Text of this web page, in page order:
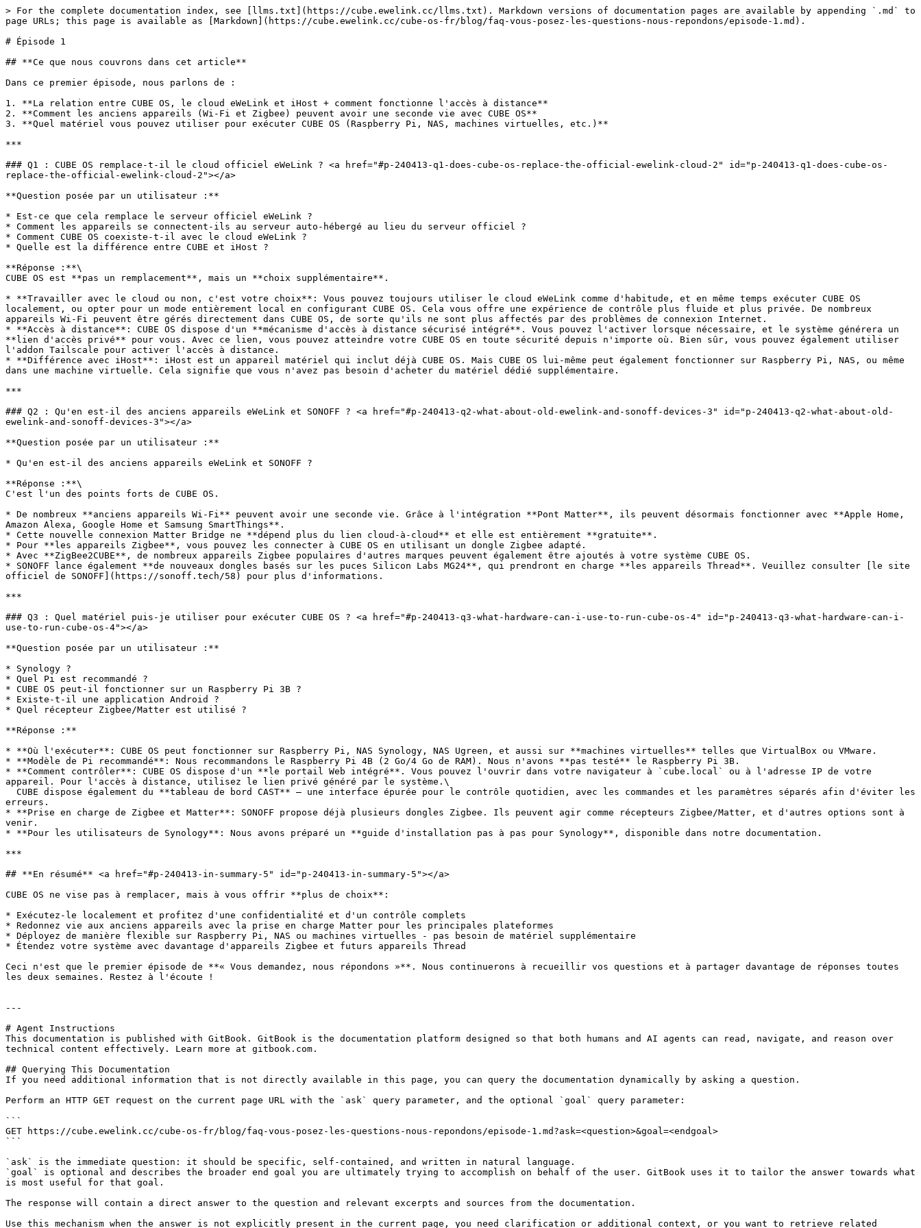
> For the complete documentation index, see [llms.txt](https://cube.ewelink.cc/llms.txt). Markdown versions of documentation pages are available by appending `.md` to
page URLs; this page is available as [Markdown](https://cube.ewelink.cc/cube-os-fr/blog/faq-vous-posez-les-questions-nous-repondons/episode-1.md).
# Épisode 1
## **Ce que nous couvrons dans cet article**
Dans ce premier épisode, nous parlons de :
1. **La relation entre CUBE OS, le cloud eWeLink et iHost + comment fonctionne l'accès à distance**
2. **Comment les anciens appareils (Wi‑Fi et Zigbee) peuvent avoir une seconde vie avec CUBE OS**
3. **Quel matériel vous pouvez utiliser pour exécuter CUBE OS (Raspberry Pi, NAS, machines virtuelles, etc.)**
***
### Q1 : CUBE OS remplace-t-il le cloud officiel eWeLink ? <a href="#p-240413-q1-does-cube-os-replace-the-official-ewelink-cloud-2" id="p-240413-q1-does-cube-os-
replace-the-official-ewelink-cloud-2"></a>
**Question posée par un utilisateur :**
* Est-ce que cela remplace le serveur officiel eWeLink ?
* Comment les appareils se connectent-ils au serveur auto‑hébergé au lieu du serveur officiel ?
* Comment CUBE OS coexiste-t-il avec le cloud eWeLink ?
* Quelle est la différence entre CUBE et iHost ?
**Réponse :**\
CUBE OS est **pas un remplacement**, mais un **choix supplémentaire**.
* **Travailler avec le cloud ou non, c'est votre choix**: Vous pouvez toujours utiliser le cloud eWeLink comme d'habitude, et en même temps exécuter CUBE OS
localement, ou opter pour un mode entièrement local en configurant CUBE OS. Cela vous offre une expérience de contrôle plus fluide et plus privée. De nombreux
appareils Wi‑Fi peuvent être gérés directement dans CUBE OS, de sorte qu'ils ne sont plus affectés par des problèmes de connexion Internet.
* **Accès à distance**: CUBE OS dispose d'un **mécanisme d'accès à distance sécurisé intégré**. Vous pouvez l'activer lorsque nécessaire, et le système générera un
**lien d'accès privé** pour vous. Avec ce lien, vous pouvez atteindre votre CUBE OS en toute sécurité depuis n'importe où. Bien sûr, vous pouvez également utiliser
l'addon Tailscale pour activer l'accès à distance.
* **Différence avec iHost**: iHost est un appareil matériel qui inclut déjà CUBE OS. Mais CUBE OS lui‑même peut également fonctionner sur Raspberry Pi, NAS, ou même
dans une machine virtuelle. Cela signifie que vous n'avez pas besoin d'acheter du matériel dédié supplémentaire.
***
### Q2 : Qu'en est‑il des anciens appareils eWeLink et SONOFF ? <a href="#p-240413-q2-what-about-old-ewelink-and-sonoff-devices-3" id="p-240413-q2-what-about-old-
ewelink-and-sonoff-devices-3"></a>
**Question posée par un utilisateur :**
* Qu'en est‑il des anciens appareils eWeLink et SONOFF ?
**Réponse :**\
C'est l'un des points forts de CUBE OS.
* De nombreux **anciens appareils Wi‑Fi** peuvent avoir une seconde vie. Grâce à l'intégration **Pont Matter**, ils peuvent désormais fonctionner avec **Apple Home,
Amazon Alexa, Google Home et Samsung SmartThings**.
* Cette nouvelle connexion Matter Bridge ne **dépend plus du lien cloud‑à‑cloud** et elle est entièrement **gratuite**.
* Pour **les appareils Zigbee**, vous pouvez les connecter à CUBE OS en utilisant un dongle Zigbee adapté.
* Avec **ZigBee2CUBE**, de nombreux appareils Zigbee populaires d'autres marques peuvent également être ajoutés à votre système CUBE OS.
* SONOFF lance également **de nouveaux dongles basés sur les puces Silicon Labs MG24**, qui prendront en charge **les appareils Thread**. Veuillez consulter [le site
officiel de SONOFF](https://sonoff.tech/58) pour plus d'informations.
***
### Q3 : Quel matériel puis‑je utiliser pour exécuter CUBE OS ? <a href="#p-240413-q3-what-hardware-can-i-use-to-run-cube-os-4" id="p-240413-q3-what-hardware-can-i-
use-to-run-cube-os-4"></a>
**Question posée par un utilisateur :**
* Synology ?
* Quel Pi est recommandé ?
* CUBE OS peut‑il fonctionner sur un Raspberry Pi 3B ?
* Existe‑t‑il une application Android ?
* Quel récepteur Zigbee/Matter est utilisé ?
**Réponse :**
* **Où l'exécuter**: CUBE OS peut fonctionner sur Raspberry Pi, NAS Synology, NAS Ugreen, et aussi sur **machines virtuelles** telles que VirtualBox ou VMware.
* **Modèle de Pi recommandé**: Nous recommandons le Raspberry Pi 4B (2 Go/4 Go de RAM). Nous n'avons **pas testé** le Raspberry Pi 3B.
* **Comment contrôler**: CUBE OS dispose d'un **le portail Web intégré**. Vous pouvez l'ouvrir dans votre navigateur à `cube.local` ou à l'adresse IP de votre
appareil. Pour l'accès à distance, utilisez le lien privé généré par le système.\
erreurs.
* **Prise en charge de Zigbee et Matter**: SONOFF propose déjà plusieurs dongles Zigbee. Ils peuvent agir comme récepteurs Zigbee/Matter, et d'autres options sont à
venir.
* **Pour les utilisateurs de Synology**: Nous avons préparé un **guide d'installation pas à pas pour Synology**, disponible dans notre documentation.
***
## **En résumé** <a href="#p-240413-in-summary-5" id="p-240413-in-summary-5"></a>
CUBE OS ne vise pas à remplacer, mais à vous offrir **plus de choix**:
* Exécutez‑le localement et profitez d'une confidentialité et d'un contrôle complets
* Redonnez vie aux anciens appareils avec la prise en charge Matter pour les principales plateformes
* Déployez de manière flexible sur Raspberry Pi, NAS ou machines virtuelles - pas besoin de matériel supplémentaire
* Étendez votre système avec davantage d'appareils Zigbee et futurs appareils Thread
Ceci n'est que le premier épisode de **« Vous demandez, nous répondons »**. Nous continuerons à recueillir vos questions et à partager davantage de réponses toutes
les deux semaines. Restez à l'écoute !
---
# Agent Instructions
This documentation is published with GitBook. GitBook is the documentation platform designed so that both humans and AI agents can read, navigate, and reason over
technical content effectively. Learn more at gitbook.com.
## Querying This Documentation
If you need additional information that is not directly available in this page, you can query the documentation dynamically by asking a question.
Perform an HTTP GET request on the current page URL with the `ask` query parameter, and the optional `goal` query parameter:
```
GET https://cube.ewelink.cc/cube-os-fr/blog/faq-vous-posez-les-questions-nous-repondons/episode-1.md?ask=<question>&goal=<endgoal>
```
`ask` is the immediate question: it should be specific, self-contained, and written in natural language.
`goal` is optional and describes the broader end goal you are ultimately trying to accomplish on behalf of the user. GitBook uses it to tailor the answer towards what
is most useful for that goal.
The response will contain a direct answer to the question and relevant excerpts and sources from the documentation.
Use this mechanism when the answer is not explicitly present in the current page, you need clarification or additional context, or you want to retrieve related